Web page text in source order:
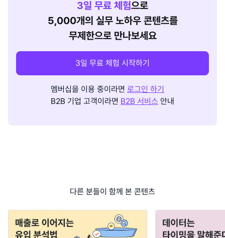
3일 무료 체험으로
5,000개의 실무 노하우 콘텐츠를
무제한으로 만나보세요
3일 무료 체험 시작하기
멤버십을 이용 중이라면 로그인 하기
B2B 기업 고객이라면 B2B 서비스 안내
다른 분들이 함께 본 콘텐츠